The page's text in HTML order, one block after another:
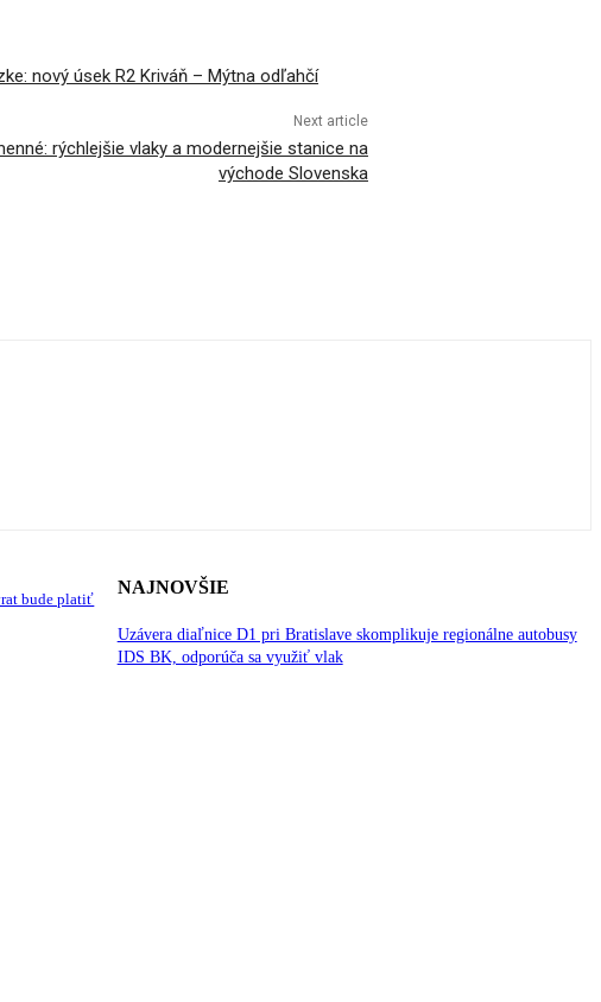
nový úsek R2 Kriváň – Mýtna odľahčí
Next article
rýchlejšie vlaky a modernejšie stanice na
východe Slovenska
bude platiť
NAJNOVŠIE
Uzávera diaľnice D1 pri Bratislave skomplikuje regionálne autobusy
IDS BK, odporúča sa využiť vlak